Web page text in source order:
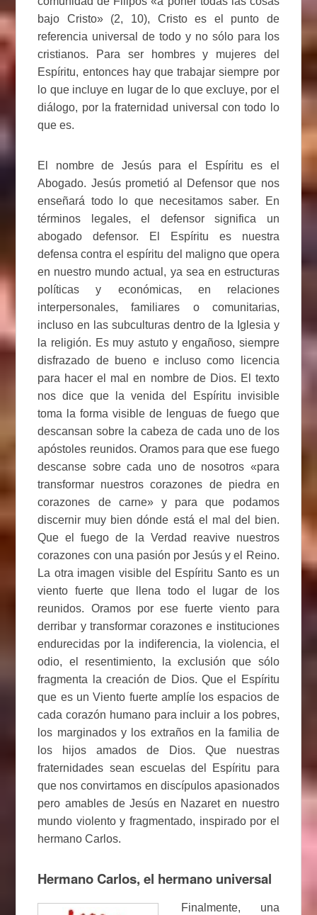
bajo Cristo» (2, 10), Cristo es el punto de
referencia universal de todo y no sólo para los
cristianos. Para ser hombres y mujeres del
Espíritu, entonces hay que trabajar siempre por
lo que incluye en lugar de lo que excluye, por el
diálogo, por la fraternidad universal con todo lo
que es.
El nombre de Jesús para el Espíritu es el
Abogado. Jesús prometió al Defensor que nos
enseñará todo lo que necesitamos saber. En
términos legales, el defensor significa un
abogado defensor. El Espíritu es nuestra
defensa contra el espíritu del maligno que opera
en nuestro mundo actual, ya sea en estructuras
políticas y económicas, en relaciones
interpersonales, familiares o comunitarias,
incluso en las subculturas dentro de la Iglesia y
la religión. Es muy astuto y engañoso, siempre
disfrazado de bueno e incluso como licencia
para hacer el mal en nombre de Dios. El texto
nos dice que la venida del Espíritu invisible
toma la forma visible de lenguas de fuego que
descansan sobre la cabeza de cada uno de los
apóstoles reunidos. Oramos para que ese fuego
descanse sobre cada uno de nosotros «para
transformar nuestros corazones de piedra en
corazones de carne» y para que podamos
discernir muy bien dónde está el mal del bien.
Que el fuego de la Verdad reavive nuestros
corazones con una pasión por Jesús y el Reino.
La otra imagen visible del Espíritu Santo es un
viento fuerte que llena todo el lugar de los
reunidos. Oramos por ese fuerte viento para
derribar y transformar corazones e instituciones
endurecidas por la indiferencia, la violencia, el
odio, el resentimiento, la exclusión que sólo
fragmenta la creación de Dios. Que el Espíritu
que es un Viento fuerte amplíe los espacios de
cada corazón humano para incluir a los pobres,
los marginados y los extraños en la familia de
los hijos amados de Dios. Que nuestras
fraternidades sean escuelas del Espíritu para
que nos convirtamos en discípulos apasionados
pero amables de Jesús en Nazaret en nuestro
mundo violento y fragmentado, inspirado por el
hermano Carlos.
Hermano Carlos, el hermano universal
Finalmente, una